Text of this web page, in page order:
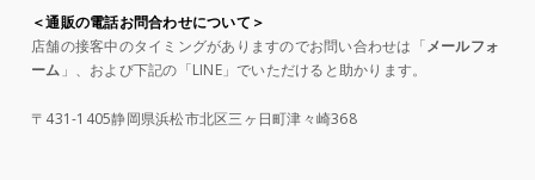
＜通販の電話お問合わせについて＞
店舗の接客中のタイミングがありますのでお問い合わせは「メールフォ
ーム」、および下記の「LINE」でいただけると助かります。
〒431-1405静岡県浜松市北区三ヶ日町津々崎368